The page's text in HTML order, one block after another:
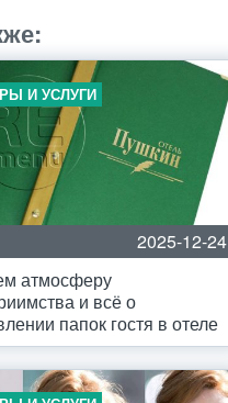
И УСЛУГИ
2025-12-24
атмосферу
и всё о
папок гостя в отеле